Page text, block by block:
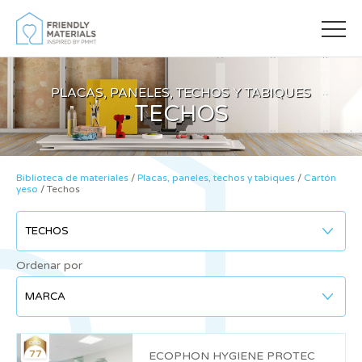
PLACAS, PANELES, TECHOS Y TABIQUES
TECHOS
Biblioteca de materiales / Placas, paneles, techos y tabiques / Cartón
yeso / Techos
Ordenar por
77
ECOPHON HYGIENE PROTEC
Modificar cookies
Técnicas y funcionales
Siempre activas